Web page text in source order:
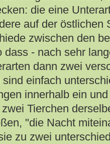
die eine
auf der östlichen
zwischen den
dass - nach sehr
dann zwei
einfach
innerhalb ein
Tierchen
"die Nacht
zu zwei